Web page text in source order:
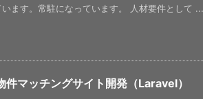
ます。常駐になっています。 人材要件として ...
件マッチングサイト開発（Laravel）